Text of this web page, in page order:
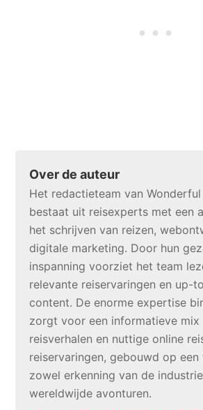
Over de auteur
Het redactieteam van
bestaat uit reisexperts met een
het schrijven van reizen,
digitale marketing. Door hun
inspanning voorziet het team
relevante reiservaringen en up-
content. De enorme expertise
zorgt voor een informatieve mix
reisverhalen en nuttige online
reiservaringen, gebouwd op een
zowel erkenning van de
wereldwijde avonturen.